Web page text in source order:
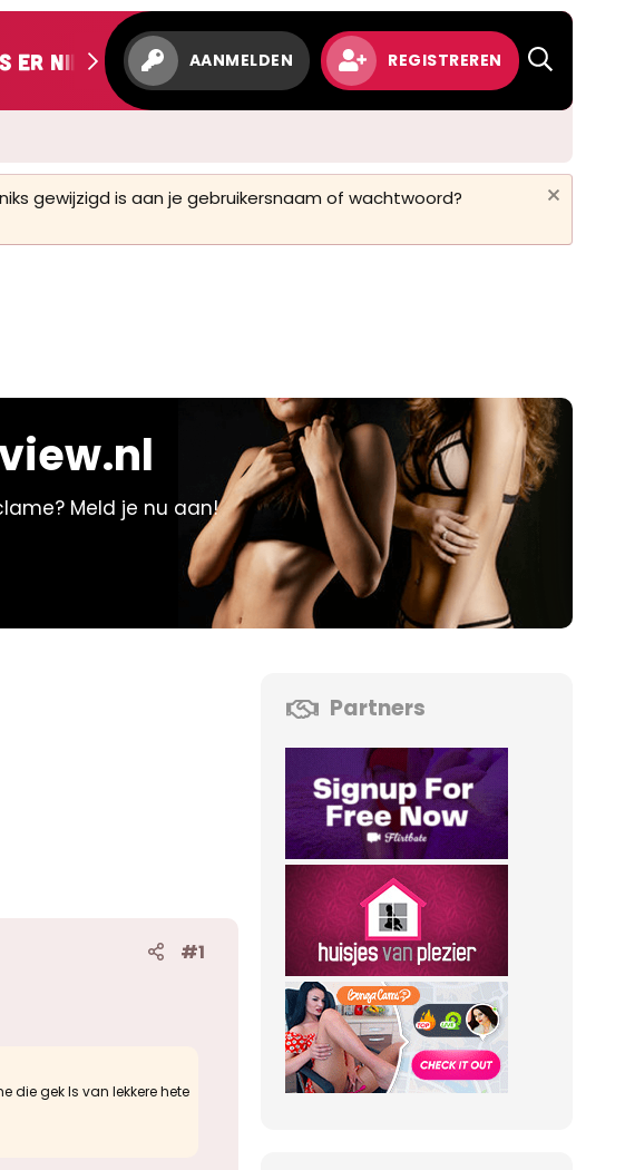
er nieuw AANMELDEN REGISTREREN
gewijzigd is aan je gebruikersnaam of wachtwoord?
Meld je nu aan!
#1
die gek Is van lekkere hete
Partners